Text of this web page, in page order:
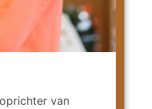
van